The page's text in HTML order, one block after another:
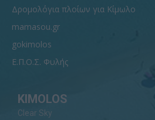
Δρομολόγια πλοίων για Κίμωλο
mamasou.gr
gokimolos
Ε.Π.Ο.Σ. Φυλής
KIMOLOS
Clear Sky